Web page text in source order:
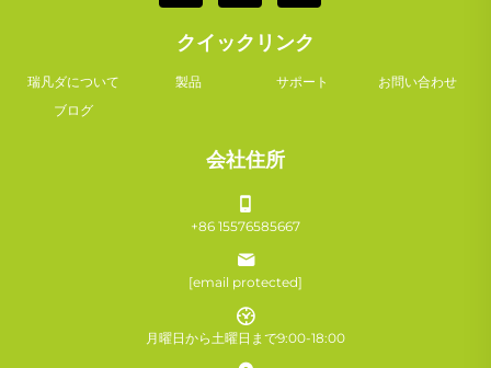
クイックリンク
瑞凡ダについて 製品 サポート
お問い合わせ
ブログ
会社住所
+86 15576585667
[email protected]
月曜日から土曜日まで9:00-18:00